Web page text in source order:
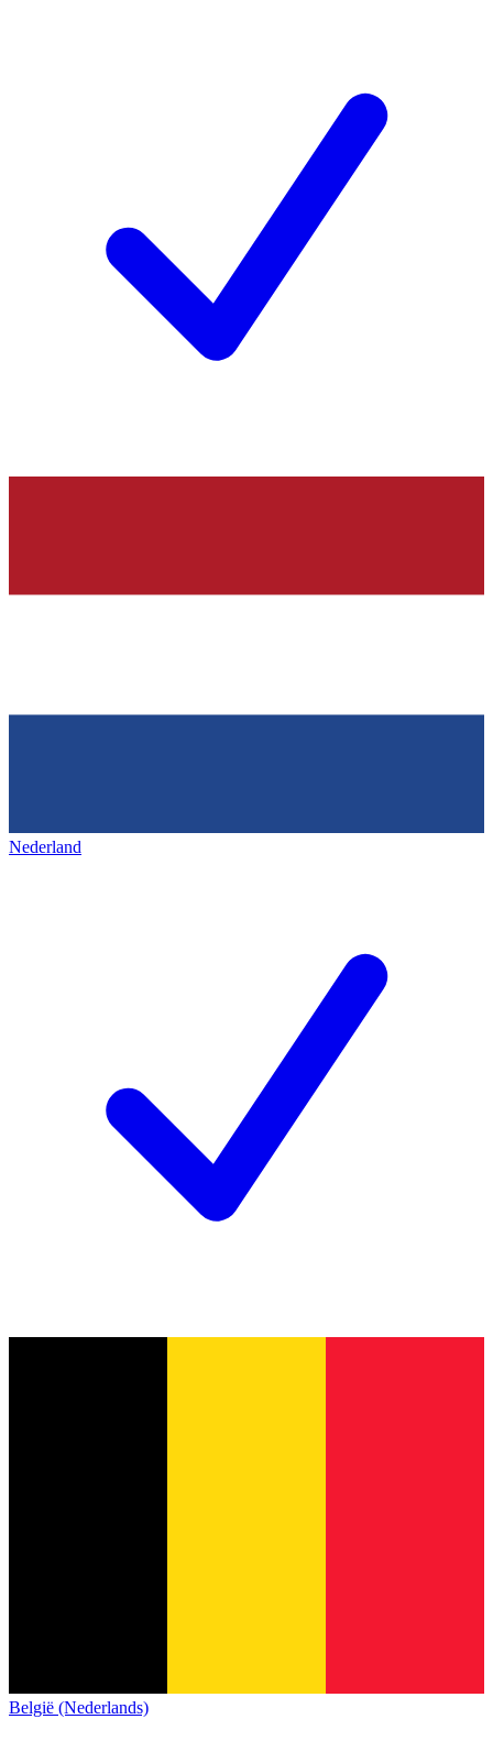
Nederland
België (Nederlands)